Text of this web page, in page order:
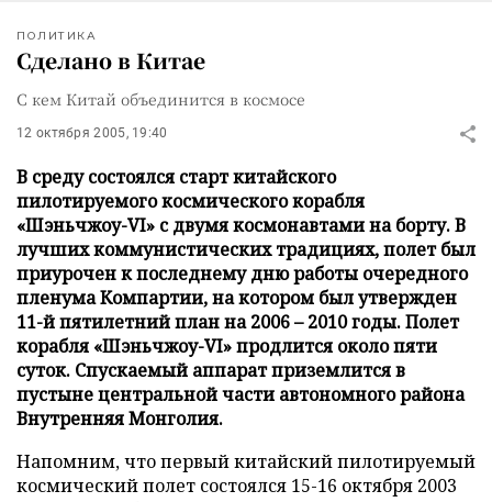
ПОЛИТИКА
Сделано в Китае
С кем Китай объединится в космосе
12 октября 2005, 19:40
В среду состоялся старт китайского
пилотируемого космического корабля
«Шэньчжоу-VI» с двумя космонавтами на борту. В
лучших коммунистических традициях, полет был
приурочен к последнему дню работы очередного
пленума Компартии, на котором был утвержден
11-й пятилетний план на 2006 – 2010 годы. Полет
корабля «Шэньчжоу-VI» продлится около пяти
суток. Спускаемый аппарат приземлится в
пустыне центральной части автономного района
Внутренняя Монголия.
Напомним, что первый китайский пилотируемый
космический полет состоялся 15-16 октября 2003